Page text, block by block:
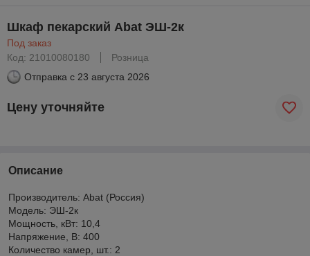
Шкаф пекарский Abat ЭШ-2к
Под заказ
Код: 21010080180
Розница
Отправка с 23 августа 2026
Цену уточняйте
Описание
Производитель: Abat (Россия)
Модель: ЭШ-2к
Мощность, кВт: 10,4
Напряжение, В: 400
Количество камер, шт.: 2